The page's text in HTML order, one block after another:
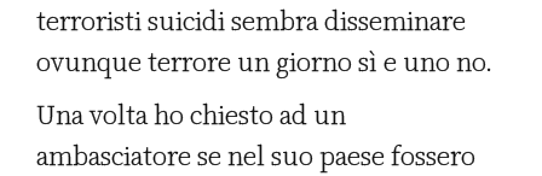
terroristi suicidi sembra disseminare
ovunque terrore un giorno sì e uno no.
Una volta ho chiesto ad un
ambasciatore se nel suo paese fossero